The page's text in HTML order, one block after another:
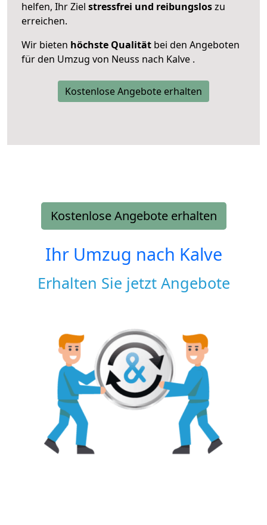
helfen, Ihr Ziel stressfrei und reibungsloszu
erreichen.
Wir bieten höchste Qualität bei den Angeboten
für den Umzug von Neuss nach Kalve .
Kostenlose Angebote erhalten
Kostenlose Angebote erhalten
Ihr Umzug nach Kalve
Erhalten Sie jetzt Angebote